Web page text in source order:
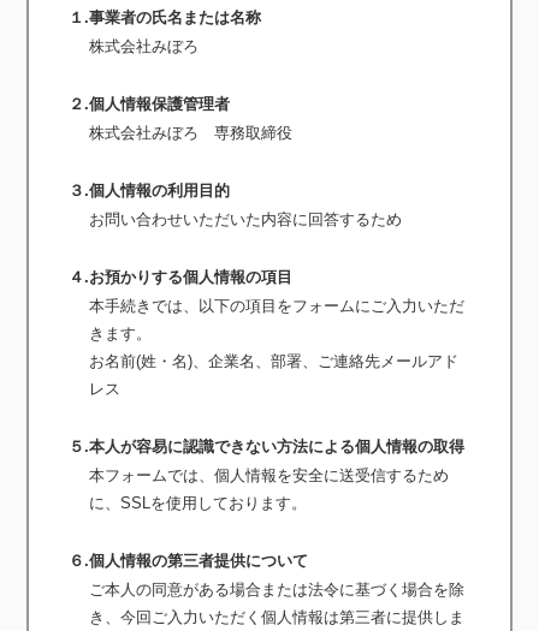
１.事業者の氏名または名称
株式会社みぼろ
２.個人情報保護管理者
株式会社みぼろ 専務取締役
３.個人情報の利用目的
お問い合わせいただいた内容に回答するため
４.お預かりする個人情報の項目
本手続きでは、以下の項目をフォームにご入力いただ
きます。
お名前(姓・名)、企業名、部署、ご連絡先メールアド
レス
５.本人が容易に認識できない方法による個人情報の取得
本フォームでは、個人情報を安全に送受信するため
に、SSLを使用しております。
６.個人情報の第三者提供について
ご本人の同意がある場合または法令に基づく場合を除
き、今回ご入力いただく個人情報は第三者に提供しま